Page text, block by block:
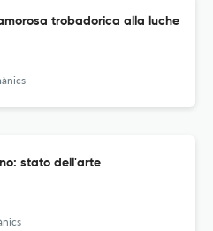
trobadorica alla luche
stato dell'arte